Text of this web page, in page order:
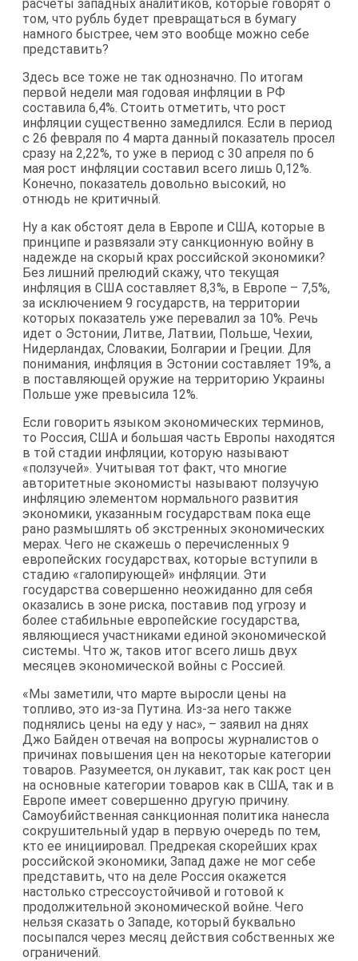
расчеты западных аналитиков, которые говорят о
том, что рубль будет превращаться в бумагу
намного быстрее, чем это вообще можно себе
представить?
Здесь все тоже не так однозначно. По итогам
первой недели мая годовая инфляции в РФ
составила 6,4%. Стоить отметить, что рост
инфляции существенно замедлился. Если в период
с 26 февраля по 4 марта данный показатель просел
сразу на 2,22%, то уже в период с 30 апреля по 6
мая рост инфляции составил всего лишь 0,12%.
Конечно, показатель довольно высокий, но
отнюдь не критичный.
Ну а как обстоят дела в Европе и США, которые в
принципе и развязали эту санкционную войну в
надежде на скорый крах российской экономики?
Без лишний прелюдий скажу, что текущая
инфляция в США составляет 8,3%, в Европе – 7,5%,
за исключением 9 государств, на территории
которых показатель уже перевалил за 10%. Речь
идет о Эстонии, Литве, Латвии, Польше, Чехии,
Нидерландах, Словакии, Болгарии и Греции. Для
понимания, инфляция в Эстонии составляет 19%, а
в поставляющей оружие на территорию Украины
Польше уже превысила 12%.
Если говорить языком экономических терминов,
то Россия, США и большая часть Европы находятся
в той стадии инфляции, которую называют
«ползучей». Учитывая тот факт, что многие
авторитетные экономисты называют ползучую
инфляцию элементом нормального развития
экономики, указанным государствам пока еще
рано размышлять об экстренных экономических
мерах. Чего не скажешь о перечисленных 9
европейских государствах, которые вступили в
стадию «галопирующей» инфляции. Эти
государства совершенно неожиданно для себя
оказались в зоне риска, поставив под угрозу и
более стабильные европейские государства,
являющиеся участниками единой экономической
системы. Что ж, таков итог всего лишь двух
месяцев экономической войны с Россией.
«Мы заметили, что марте выросли цены на
топливо, это из-за Путина. Из-за него также
поднялись цены на еду у нас», – заявил на днях
Джо Байден отвечая на вопросы журналистов о
причинах повышения цен на некоторые категории
товаров. Разумеется, он лукавит, так как рост цен
на основные категории товаров как в США, так и в
Европе имеет совершенно другую причину.
Самоубийственная санкционная политика нанесла
сокрушительный удар в первую очередь по тем,
кто ее инициировал. Предрекая скорейших крах
российской экономики, Запад даже не мог себе
представить, что на деле Россия окажется
настолько стрессоустойчивой и готовой к
продолжительной экономической войне. Чего
нельзя сказать о Западе, который буквально
посыпался через месяц действия собственных же
ограничений.